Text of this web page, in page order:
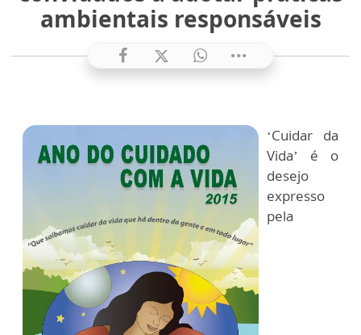
ambientais responsáveis
‘Cuidar da
Vida’ é o
desejo
expresso
pela